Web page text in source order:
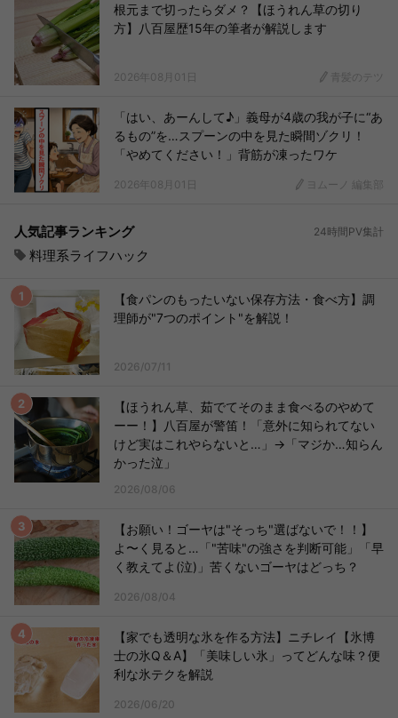
根元まで切ったらダメ？【ほうれん草の切り
方】八百屋歴15年の筆者が解説します
2026年08月01日 青髪のテツ
「はい、あーんして♪」義母が4歳の我が子に“あ
るもの”を…スプーンの中を見た瞬間ゾクリ！
「やめてください！」背筋が凍ったワケ
2026年08月01日 ヨムーノ 編集部
人気記事ランキング 24時間PV集計
料理系ライフハック
【食パンのもったいない保存方法・食べ方】調
理師が"7つのポイント"を解説！
2026/07/11
【ほうれん草、茹でてそのまま食べるのやめて
ーー！】八百屋が警笛！「意外に知られてない
けど実はこれやらないと…」→「マジか…知らん
かった泣」
2026/08/06
【お願い！ゴーヤは"そっち"選ばないで！！】
よ〜く見ると…「"苦味"の強さを判断可能」「早
く教えてよ(泣)」苦くないゴーヤはどっち？
2026/08/04
【家でも透明な氷を作る方法】ニチレイ【氷博
士の氷Q＆A】「美味しい氷」ってどんな味？便
利な氷テクを解説
2026/06/20